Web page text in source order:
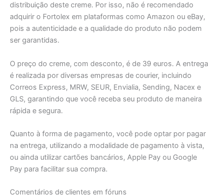
distribuição deste creme. Por isso, não é recomendado
adquirir o Fortolex em plataformas como Amazon ou eBay,
pois a autenticidade e a qualidade do produto não podem
ser garantidas.
O preço do creme, com desconto, é de 39 euros. A entrega
é realizada por diversas empresas de courier, incluindo
Correos Express, MRW, SEUR, Envialia, Sending, Nacex e
GLS, garantindo que você receba seu produto de maneira
rápida e segura.
Quanto à forma de pagamento, você pode optar por pagar
na entrega, utilizando a modalidade de pagamento à vista,
ou ainda utilizar cartões bancários, Apple Pay ou Google
Pay para facilitar sua compra.
Comentários de clientes em fóruns